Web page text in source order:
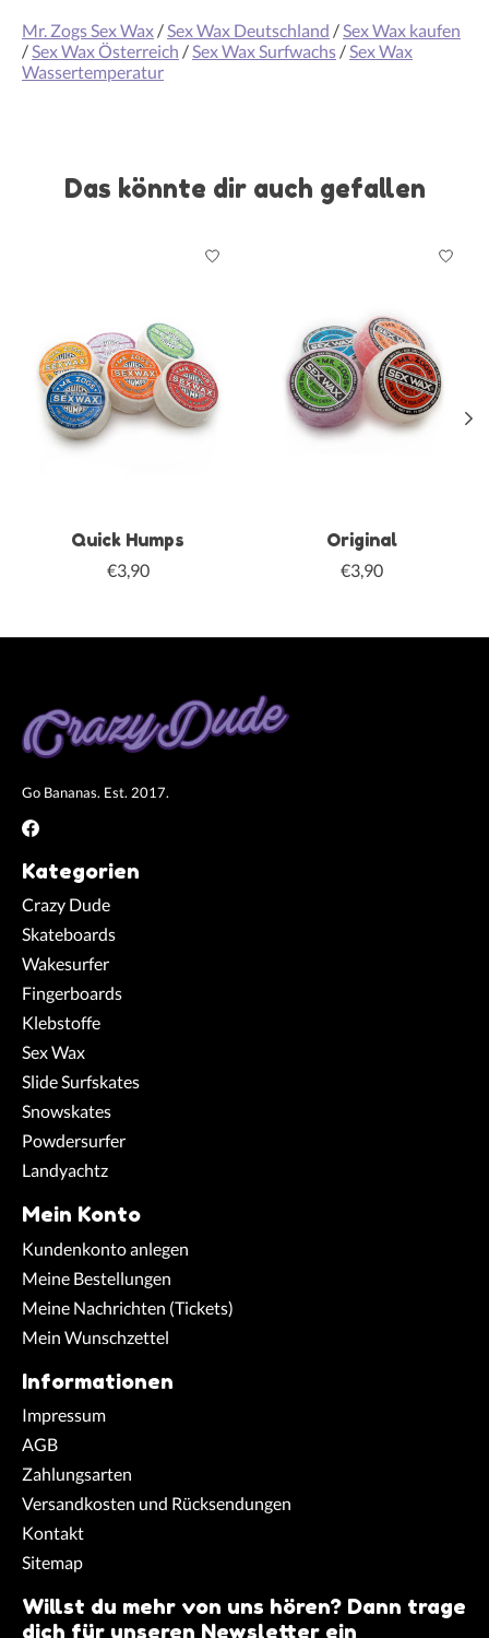
Mr. Zogs Sex Wax/Sex Wax Deutschland /Sex Wax kaufen
/Sex Wax Österreich /Sex Wax Surfwachs/Sex Wax
Wassertemperatur
Das könnte dir auch gefallen
Produkt-Karussell-Artikel
Quick Humps
€3,90
Original
€3,90
Go Bananas. Est. 2017.
Kategorien
Crazy Dude
Skateboards
Wakesurfer
Fingerboards
Klebstoffe
Sex Wax
Slide Surfskates
Snowskates
Powdersurfer
Landyachtz
Mein Konto
Kundenkonto anlegen
Meine Bestellungen
Meine Nachrichten (Tickets)
Mein Wunschzettel
Informationen
Impressum
AGB
Zahlungsarten
Versandkosten und Rücksendungen
Kontakt
Sitemap
Willst du mehr von uns hören? Dann trage
dich für unseren Newsletter ein